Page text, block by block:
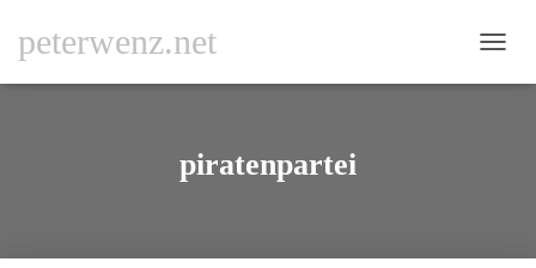
peterwenz.net
piratenpartei